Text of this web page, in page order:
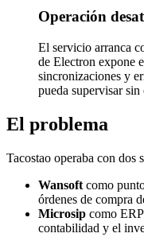
Operación
El servicio arranca
de Electron expone
sincronizaciones y
pueda supervisar
El problema
Tacostao operaba con dos
Wansoft como
órdenes de compra
Microsip como
contabilidad y el